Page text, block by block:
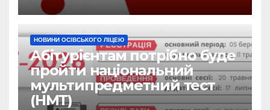
НОВИНИ ОСІВСЬКОГО ЛІЦЕЮ
Абітурієнтам потрібно буде
пройти національний
мультипредметний тест
(НМТ)